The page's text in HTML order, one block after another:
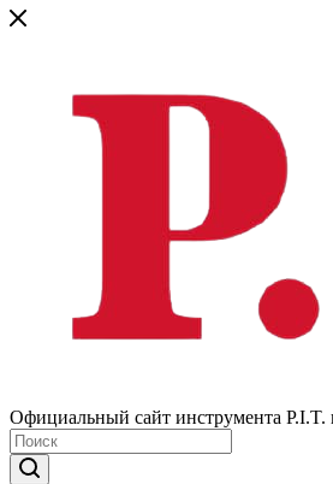
Официальный сайт инструмента P.I.T.